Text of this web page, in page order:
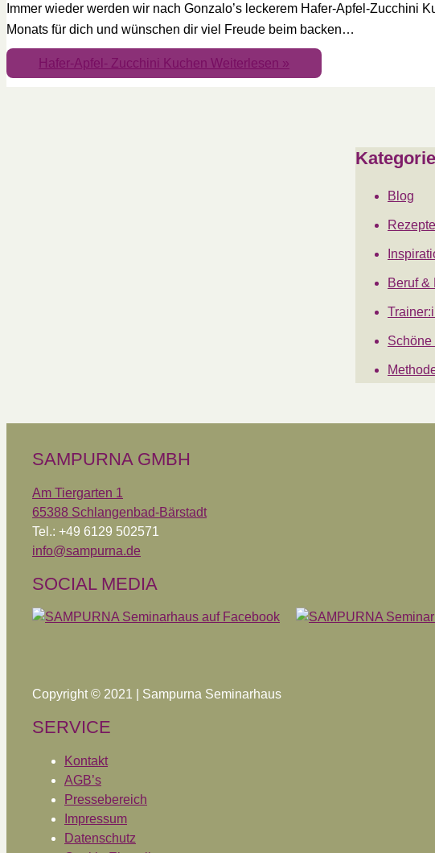
Immer wieder werden wir nach Gonzalo’s leckerem Hafer-Apfel-Zucchini
Monats für dich und wünschen dir viel Freude beim backen…
Hafer-Apfel- Zucchini Kuchen Weiterlesen »
Blog
Rezepte
Beruf &
Schöne
SAMPURNA GMBH
Am Tiergarten 1
65388 Schlangenbad-Bärstadt
Tel.: +49 6129 502571
info@sampurna.de
SOCIAL MEDIA
Copyright © 2021 | Sampurna Seminarhaus
SERVICE
Kontakt
AGB’s
Pressebereich
Impressum
Datenschutz